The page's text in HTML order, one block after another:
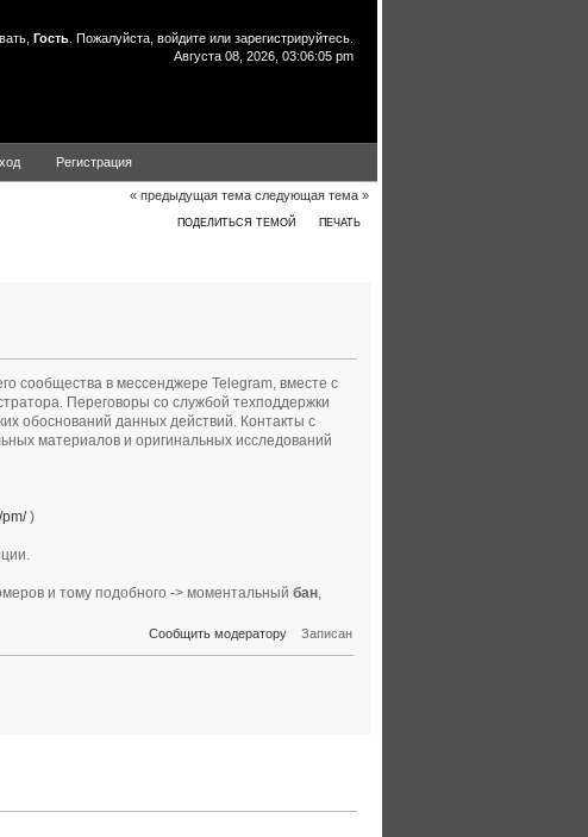
Гость . Пожалуйста, войдите или зарегистрируйтесь
Августа 08, 2026, 03:06:05 pm
Регистрация
« предыдущая тема следующая тема »
ПОДЕЛИТЬСЯ ТЕМОЙ ПЕЧАТЬ
сообщества в мессенджере Telegram, вместе с
Переговоры со службой техподдержки
обоснований данных действий. Контакты с
материалов и оригинальных исследований
)
и тому подобного -> моментальный бан
Сообщить модератору Записан